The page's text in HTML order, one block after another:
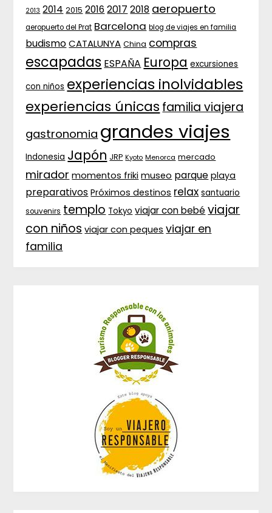
2013 2014 2015 2016 2017 2018 aeropuerto
aeropuerto del Prat Barcelona blog de viajes en familia
budismo CATALUNYA China compras
escapadas ESPAÑA Europa excursiones
con niños experiencias inolvidables
experiencias únicas familia viajera
gastronomia grandes viajes
Indonesia Japón JRP Kyoto Menorca mercado
mirador momentos friki museo parque playa
preparativos Próximos destinos relax santuario
souvenirs templo Tokyo viajar con bebé viajar
con niños viajar con peques viajar en
familia